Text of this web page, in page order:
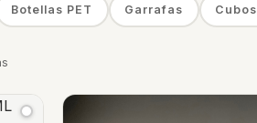
Botellas PET Garrafas Cubos